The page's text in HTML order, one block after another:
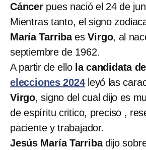
Cáncerpues nació el 24 de
Mientras tanto, el signo
María TarribaesVirgo, al
septiembre de 1962.
A partir de ellola candidata
elecciones 2024 leyó las
Virgo, signo del cual dijo es
de espíritu critico, preciso ,
paciente y trabajador.
Jesús María Tarribadijo